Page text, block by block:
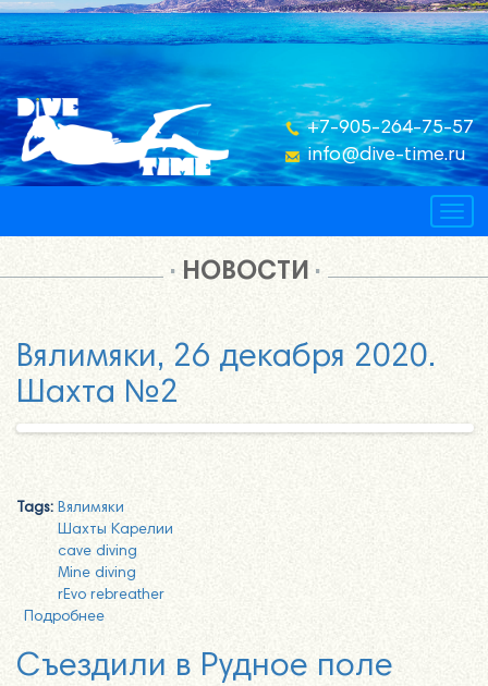
+7-905-264-75-57
info@dive-time.ru
НОВОСТИ
Вялимяки, 26 декабря 2020.
Шахта №2
Tags: Вялимяки
Шахты Карелии
cave diving
Mine diving
rEvo rebreather
Подробнее
Съездили в Рудное поле